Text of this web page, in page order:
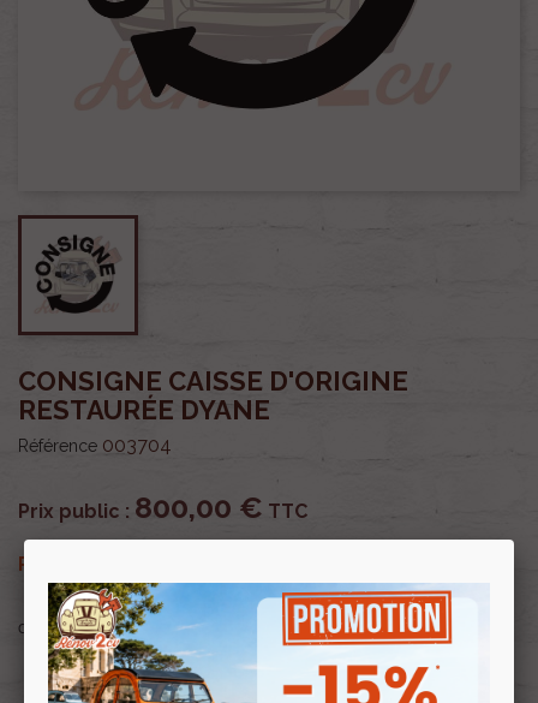
CONSIGNE CAISSE D'ORIGINE
RESTAURÉE DYANE
Référence 003704
Prix public : 800,00 € TTC
Prix club
OU PAYER EN